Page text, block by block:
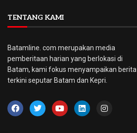
TENTANG KAMI
Batamline. com merupakan media
pemberitaan harian yang berlokasi di
Batam, kami fokus menyampaikan berita
terkini seputar Batam dan Kepri.